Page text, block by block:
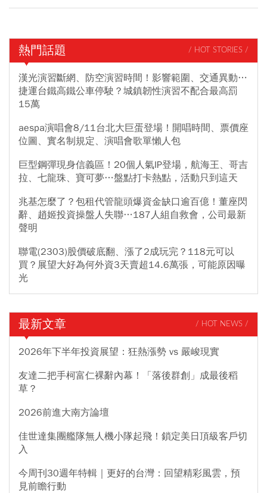
熱門話題 / HOT STORIES /
漢光演習斷網、防空演習時間！影響範圍、交通異動…
捷運台鐵高鐵公車停駛？城鎮韌性演習不配合最高罰
15萬
aespa演唱會8/11台北大巨蛋登場！開唱時間、票價座
位圖、實名制規定、演唱會歌單懶人包
巨型鋼彈現身信義區！20個人氣IP登場，航海王、哥吉
拉、七龍珠、寶可夢…盤點打卡熱點，活動只到這天
兆基怎麼了？包租代管龍頭爆資金缺口逾百億！董座閃
辭、趙姬投資操盤人失聯…187人組自救會，公司最新
聲明
聯電(2303)股價破底翻、漲了2成玩完？118元可以
買？展望大好為何外資3天賣超14.6萬張，可能原因曝
光
最新文章 / HOT NEWS /
2026年下半年投資展望：狂熱漲勢 vs 嚴峻現實
友達二把手柯富仁裸辭內幕！「落後群創」成最後稻
草？
2026前進大南方論壇
佳世達集團艦隊無人機小隊起飛！鎖定美日頂級客戶切
入
今周刊30週年特輯｜更好的台灣：回望精彩風雲，預
見前瞻行動